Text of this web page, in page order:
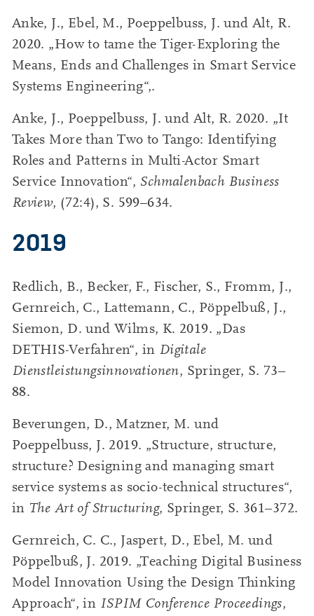
Anke, J., Ebel, M., Poeppelbuss, J. und Alt, R.
2020. „How to tame the Tiger-Exploring the
Means, Ends and Challenges in Smart Service
Systems Engineering“,.
Anke, J., Poeppelbuss, J. und Alt, R. 2020. „It
Takes More than Two to Tango: Identifying
Roles and Patterns in Multi-Actor Smart
Service Innovation“, Schmalenbach Business
Review, (72:4), S. 599–634.
2019
Redlich, B., Becker, F., Fischer, S., Fromm, J.,
Gernreich, C., Lattemann, C., Pöppelbuß, J.,
Siemon, D. und Wilms, K. 2019. „Das
DETHIS-Verfahren“, in Digitale
Dienstleistungsinnovationen, Springer, S. 73–
88.
Beverungen, D., Matzner, M. und
Poeppelbuss, J. 2019. „Structure, structure,
structure? Designing and managing smart
service systems as socio-technical structures“,
in The Art of Structuring, Springer, S. 361–372.
Gernreich, C. C., Jaspert, D., Ebel, M. und
Pöppelbuß, J. 2019. „Teaching Digital Business
Model Innovation Using the Design Thinking
Approach“, in ISPIM Conference Proceedings,